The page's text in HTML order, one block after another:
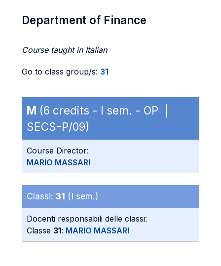
Department of Finance
Course taught in Italian
Go to class group/s: 31
M (6 credits - I sem. - OP |
SECS-P/09)
Course Director:
MARIO MASSARI
Classi: 31 (I sem.)
Docenti responsabili delle classi:
Classe 31: MARIO MASSARI